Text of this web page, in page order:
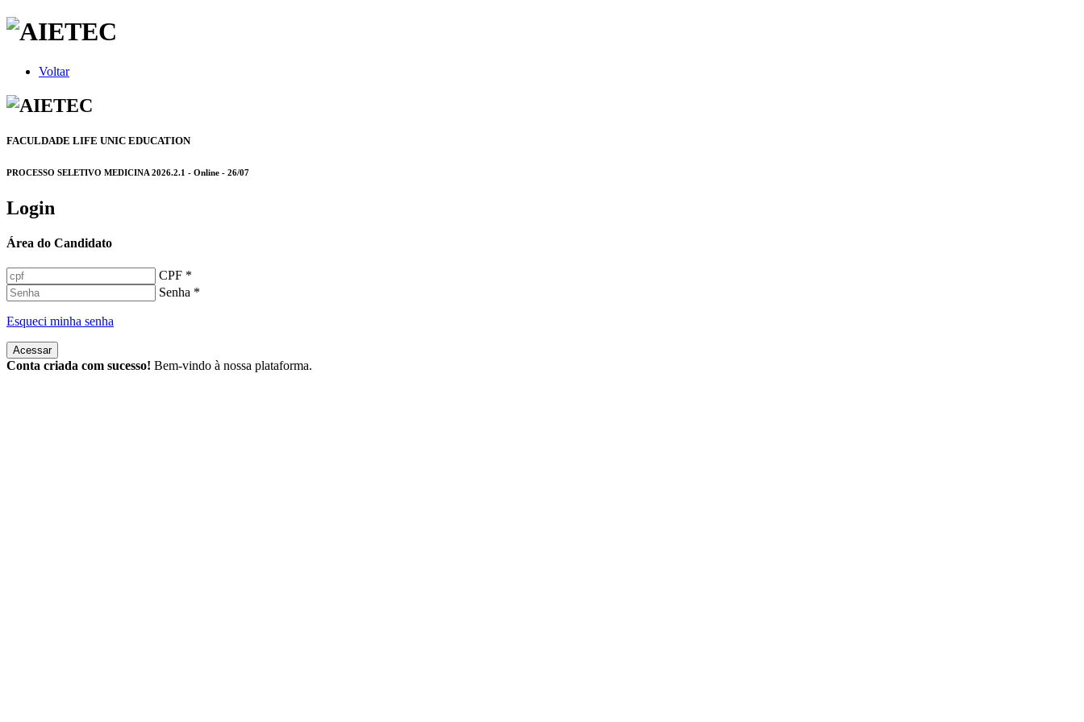
Voltar
FACULDADE LIFE UNIC EDUCATION
PROCESSO SELETIVO MEDICINA 2026.2.1 - Online - 26/07
Login
Área do Candidato
CPF *
Senha *
Esqueci minha senha
Acessar
Conta criada com sucesso! Bem-vindo à nossa plataforma.